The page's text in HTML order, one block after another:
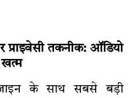
प्राइवेसी तकनीक: ऑडियो
खत्म
के साथ सबसे बड़ी